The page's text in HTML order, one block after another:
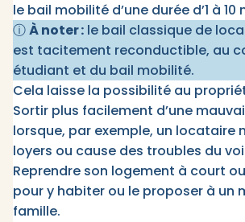
le bail mobilité d’une durée d’1 à 10
ⓘÀ noter : le bail classique de
est tacitement reconductible, au
étudiant et du bail mobilité.
Cela laisse la possibilité au
Sortir plus facilement d’une
lorsque, par exemple, un locataire
loyers ou cause des troubles du
Reprendre son logement à court
pour y habiter ou le proposer à un
famille.